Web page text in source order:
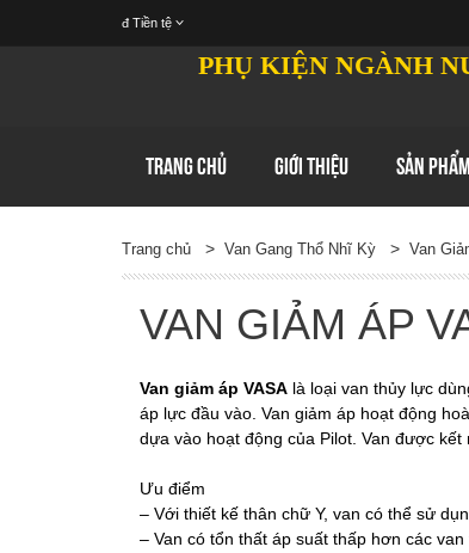
đ Tiền tệ
PHỤ KIỆN NGÀNH
TRANG CHỦ GIỚI THIỆU SẢN PHẨM
Trang chủ > Van Gang Thổ Nhĩ Kỳ > Van
VAN GIẢM ÁP
Van giảm áp VASA là loại van thủy lực
áp lực đầu vào. Van giảm áp hoạt động
dựa vào hoạt động của Pilot. Van được kết
Ưu điểm
– Với thiết kế thân chữ Y, van có thể sử
– Van có tổn thất áp suất thấp hơn các van